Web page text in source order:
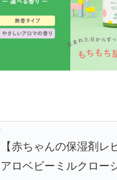
【赤ちゃんの保湿剤レ
アロベビーミルクロー